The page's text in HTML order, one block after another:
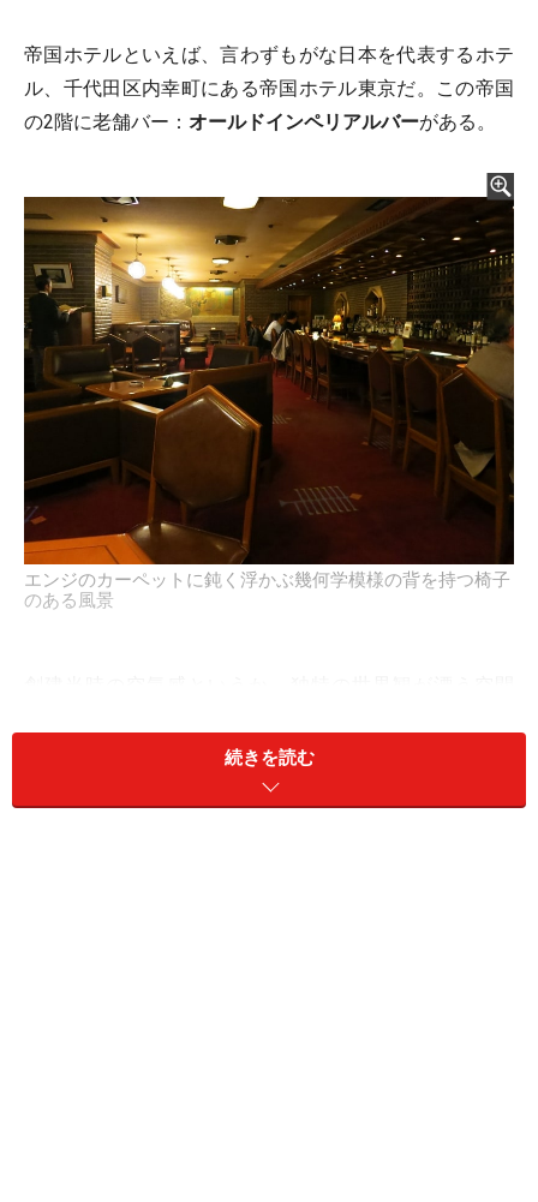
帝国ホテルといえば、言わずもがな日本を代表するホテ
ル、千代田区内幸町にある帝国ホテル東京だ。この帝国
の2階に老舗バー： オールドインペリアルバーがある。
エンジのカーペットに鈍く浮かぶ幾何学模様の背を持つ椅子
のある風景
照明の明かりがほのかに映る低い天井、モスグリーンの
続きを読む